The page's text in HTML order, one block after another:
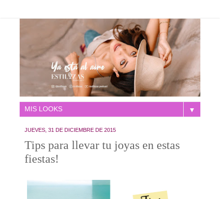
▼
JUEVES, 31 DE DICIEMBRE DE 2015
Tips para llevar tu joyas en estas
fiestas!